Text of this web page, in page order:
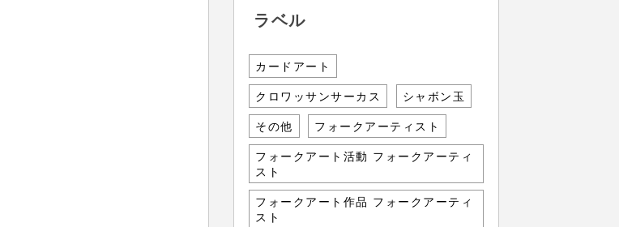
ラベル
カードアート
クロワッサンサーカス シャボン玉
その他 フォークアーティスト
フォークアート活動 フォークアーティ
スト
フォークアート作品 フォークアーティ
スト